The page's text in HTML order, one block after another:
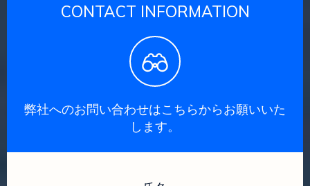
CONTACT INFORMATION
弊社へのお問い合わせはこちらからお願いいた
します。